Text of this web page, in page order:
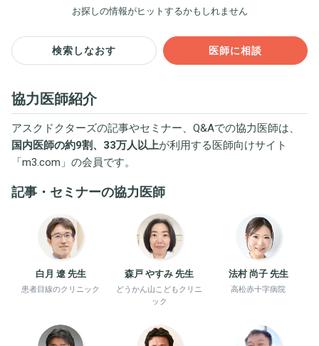
お探しの情報がヒットするかもしれません
検索しなおす 医師に相談
協力医師紹介
アスクドクターズの記事やセミナー、Q&Aでの協力医師は、
国内医師の約9割、33万人以上が利用する医師向けサイト
「m3.com 」の会員です。
記事・セミナーの協力医師
白月 遼 先生
患者目線のクリニック
森戸 やすみ 先生
どうかん山こどもクリニ
ック
法村 尚子 先生
高松赤十字病院